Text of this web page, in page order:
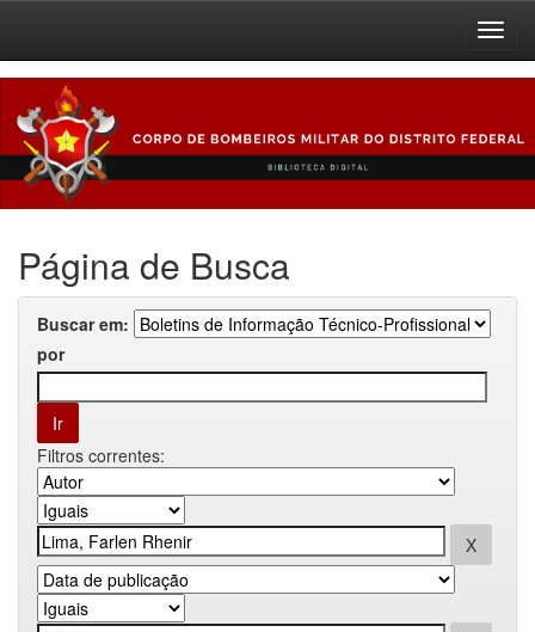
navigation
Página de Busca
Buscar em:
por
Filtros correntes: